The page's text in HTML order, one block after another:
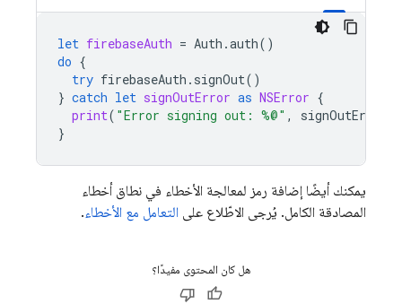
let firebaseAuth = Auth .auth()
do {
try firebaseAuth . signOut()
} catch let signOutError as NSError {
print( "Error signing out: %@" , signOutError
}
يمكنك أيضًا إضافة رمز لمعالجة الأخطاء في نطاق أخطاء
المصادقة الكامل. يُرجى الاطّلاع على التعامل مع الأخطاء.
هل كان المحتوى مفيدًا؟